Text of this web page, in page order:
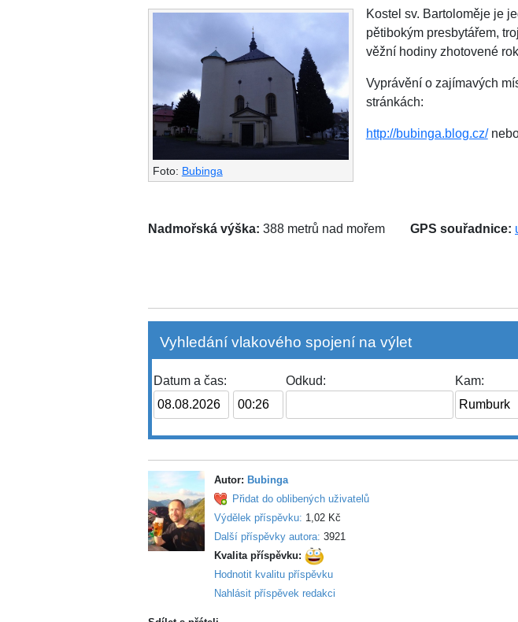
Foto: Bubinga
Kostel sv. Bartoloměje je
pětibokým presbytářem,
věžní hodiny zhotovené
Vyprávění o zajímavých
stránkách:
http://bubinga.blog.cz/
Nadmořská výška: 388 metrů nad mořem GPS souřadnice:
Vyhledání vlakového spojení na výlet
Datum a čas: Odkud: Kam:
Autor: Bubinga
Přidat do oblibených uživatelů
Výdělek příspěvku: 1,02 Kč
Další příspěvky autora: 3921
Kvalita příspěvku:
Hodnotit kvalitu příspěvku
Nahlásit příspěvek redakci